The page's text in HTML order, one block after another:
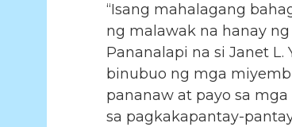
“Isang mahalagang
ng malawak na hanay
Pananalapi na si Janet
binubuo ng mga
pananaw at payo sa
sa pagkakapantay-